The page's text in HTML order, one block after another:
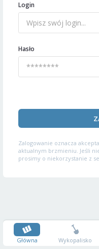
Login
Hasło
Zalogowanie oznacza
aktualnym brzmieniu. Jeśli
prosimy o niekorzystanie z
Główna Wykopalisko